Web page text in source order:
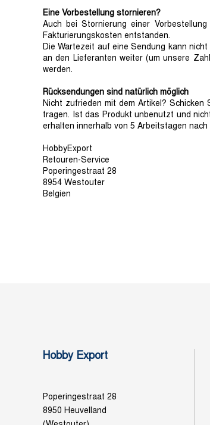
Eine Vorbestellung stornieren?
Auch bei Stornierung einer
Fakturierungskosten entstanden.
Die Wartezeit auf eine Sendung kann
an den Lieferanten weiter (um unsere
werden.
Rücksendungen sind natürlich möglich
Nicht zufrieden mit dem Artikel?
tragen. Ist das Produkt unbenutzt und
erhalten innerhalb von 5 Arbeitstagen
HobbyExport
Retouren-Service
Poperingestraat 28
8954 Westouter
Belgien
Hobby Export
Poperingestraat 28
8950 Heuvelland